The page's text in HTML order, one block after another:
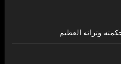
وتراثه العظيم